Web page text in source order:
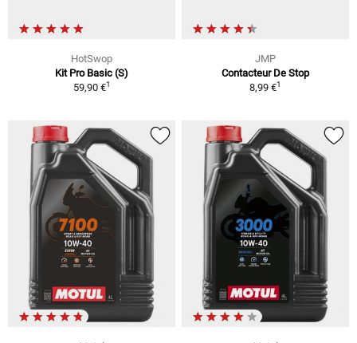
HotSwop
Kit Pro Basic (S)
59,90 €1
JMP
Contacteur De Stop
8,99 €1